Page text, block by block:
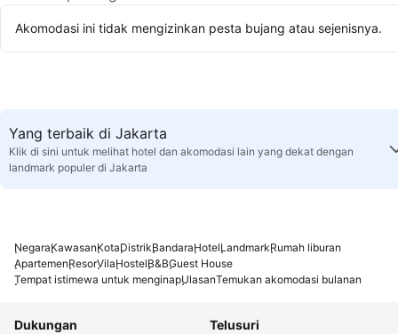
Akomodasi ini tidak mengizinkan pesta bujang atau sejenisnya.
Yang terbaik di Jakarta
Klik di sini untuk melihat hotel dan akomodasi lain yang dekat dengan
landmark populer di Jakarta
NegaraKawasanKotaDistrikBandaraHotelLandmarkRumah liburan
ApartemenResorVilaHostelB&BGuest House
Tempat istimewa untuk menginapUlasanTemukan akomodasi bulanan
Dukungan
Telusuri